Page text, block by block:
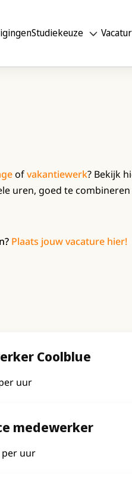
Studiekeuze
ofvakantiewerk? Bekijk
uren, goed te
Plaats jouw vacature hier!
Coolblue
uur
medewerker
per uur